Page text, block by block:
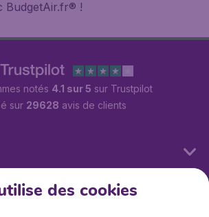
BudgetAir.fr® !
notés 4.1 sur 5 sur Trustpilot
sur 29628 avis de clients
des cookies